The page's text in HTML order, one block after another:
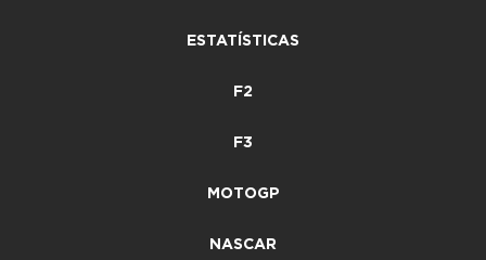
ESTATÍSTICAS
F2
F3
MOTOGP
NASCAR